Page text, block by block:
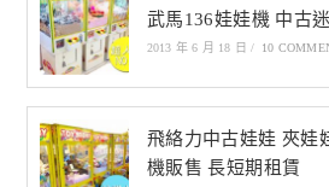
武馬136娃娃機 中古
2013 年 6 月 18 日 / 10
飛絡力中古娃娃 夾娃
機販售 長短期租賃